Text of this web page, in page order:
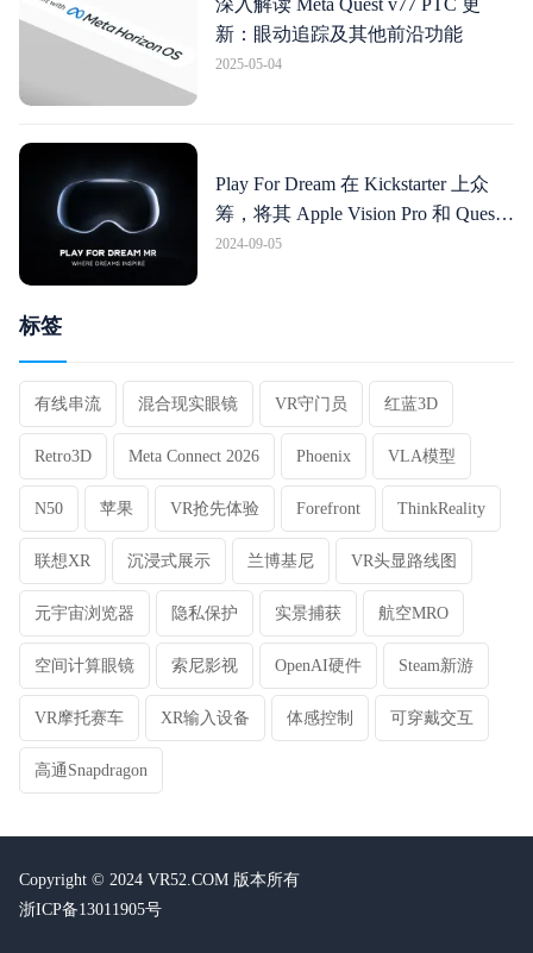
深入解读 Meta Quest v77 PTC 更
新：眼动追踪及其他前沿功能
2025-05-04
Play For Dream 在 Kickstarter 上众
筹，将其 Apple Vision Pro 和 Quest
Pro 跨界产品推向欧美
2024-09-05
标签
有线串流 混合现实眼镜 VR守门员 红蓝3D
Retro3D Meta Connect 2026 Phoenix VLA模型
N50 苹果 VR抢先体验 Forefront ThinkReality
联想XR 沉浸式展示 兰博基尼 VR头显路线图
元宇宙浏览器 隐私保护 实景捕获 航空MRO
空间计算眼镜 索尼影视 OpenAI硬件 Steam新游
VR摩托赛车 XR输入设备 体感控制 可穿戴交互
高通Snapdragon
Copyright © 2024 VR52.COM 版本所有
浙ICP备13011905号